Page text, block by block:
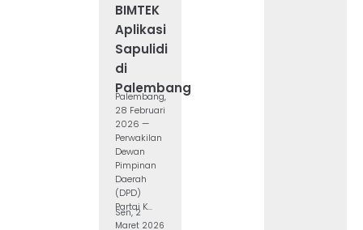
BIMTEK
Aplikasi
Sapulidi
di
Palembang
Palembang,
28 Februari
2026 —
Perwakilan
Dewan
Pimpinan
Daerah
(DPD)
Partai K...
Sen, 2
Maret 2026